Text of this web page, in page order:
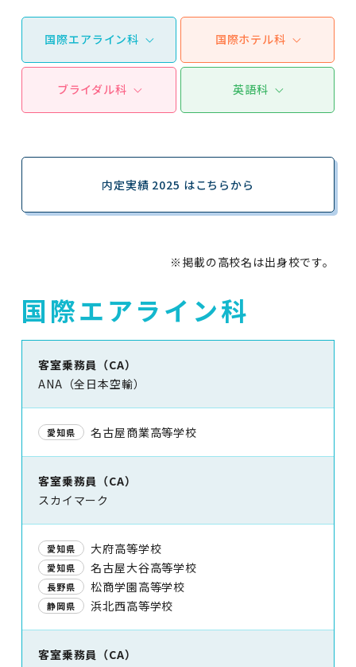
国際エアライン科 国際ホテル科
ブライダル科 英語科
内定実績 2025 はこちらから
※掲載の高校名は出身校です。
国際エアライン科
客室乗務員（CA）
ANA（全日本空輸）
愛知県 名古屋商業高等学校
客室乗務員（CA）
スカイマーク
愛知県 大府高等学校
愛知県 名古屋大谷高等学校
長野県 松商学園高等学校
静岡県 浜北西高等学校
客室乗務員（CA）